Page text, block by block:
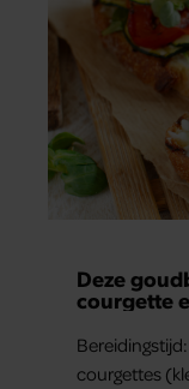
Deze
courgette
courgettes